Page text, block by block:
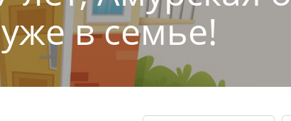
в семье!